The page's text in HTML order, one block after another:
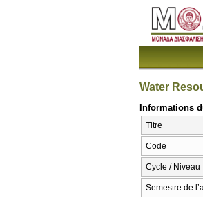
Water
Informations
Titre
Code
Cycle / Niveau
Semestre de